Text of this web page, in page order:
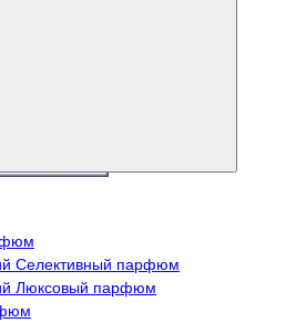
Селективный парфюм
Люксовый парфюм